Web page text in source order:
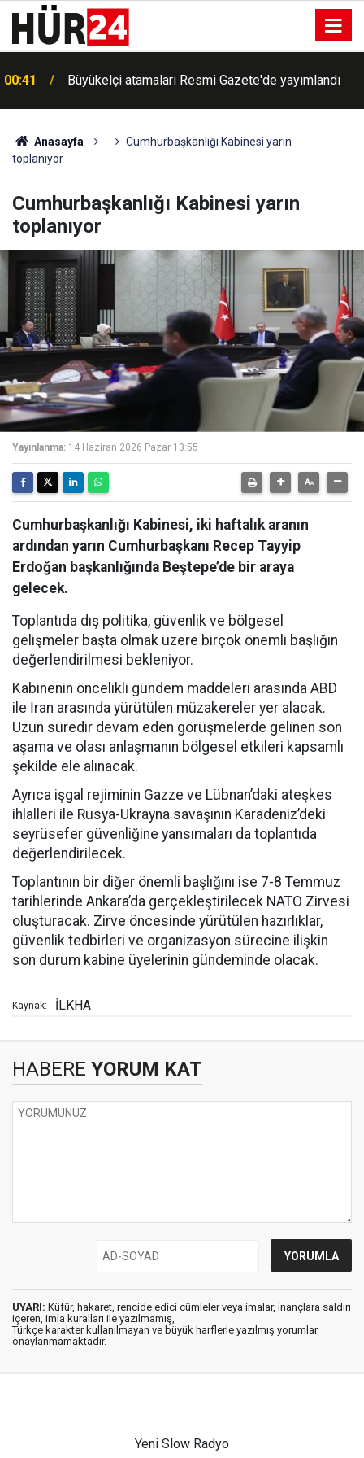
00:41 Büyükelçi atamaları Resmi Gazete'de yayımlandı
Anasayfa
Cumhurbaşkanlığı Kabinesi yarın
toplanıyor
Cumhurbaşkanlığı Kabinesi yarın
toplanıyor
Yayınlanma: 14 Haziran 2026 Pazar 13:55
Cumhurbaşkanlığı Kabinesi, iki haftalık aranın
ardından yarın Cumhurbaşkanı Recep Tayyip
Erdoğan başkanlığında Beştepe’de bir araya
gelecek.
Toplantıda dış politika, güvenlik ve bölgesel
gelişmeler başta olmak üzere birçok önemli başlığın
değerlendirilmesi bekleniyor.
Kabinenin öncelikli gündem maddeleri arasında ABD
ile İran arasında yürütülen müzakereler yer alacak.
Uzun süredir devam eden görüşmelerde gelinen son
aşama ve olası anlaşmanın bölgesel etkileri kapsamlı
şekilde ele alınacak.
Ayrıca işgal rejiminin Gazze ve Lübnan’daki ateşkes
ihlalleri ile Rusya-Ukrayna savaşının Karadeniz’deki
seyrüsefer güvenliğine yansımaları da toplantıda
değerlendirilecek.
Toplantının bir diğer önemli başlığını ise 7-8 Temmuz
tarihlerinde Ankara’da gerçekleştirilecek NATO Zirvesi
oluşturacak. Zirve öncesinde yürütülen hazırlıklar,
güvenlik tedbirleri ve organizasyon sürecine ilişkin
son durum kabine üyelerinin gündeminde olacak.
Kaynak: İLKHA
HABERE YORUM KAT
UYARI: Küfür, hakaret, rencide edici cümleler veya imalar, inançlara saldırı
içeren, imla kuralları ile yazılmamış,
Türkçe karakter kullanılmayan ve büyük harflerle yazılmış yorumlar
onaylanmamaktadır.
Yeni Slow Radyo